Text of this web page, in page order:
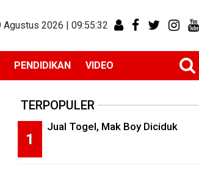
Agustus 2026 | 09:55:32
PENDIDIKAN VIDEO
TERPOPULER
Jual Togel, Mak Boy Diciduk